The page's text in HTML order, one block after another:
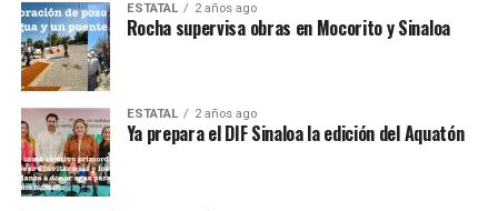
ESTATAL 2 años ago
Rocha supervisa obras en Mocorito y Sinaloa
ESTATAL 2 años ago
Ya prepara el DIF Sinaloa la edición del Aquatón